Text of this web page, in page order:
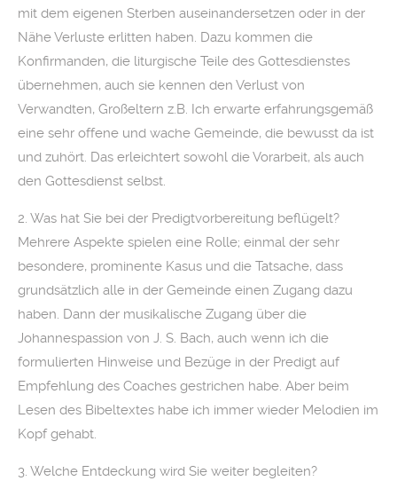
mit dem eigenen Sterben auseinandersetzen oder in der
Nähe Verluste erlitten haben. Dazu kommen die
Konfirmanden, die liturgische Teile des Gottesdienstes
übernehmen, auch sie kennen den Verlust von
Verwandten, Großeltern z.B. Ich erwarte erfahrungsgemäß
eine sehr offene und wache Gemeinde, die bewusst da ist
und zuhört. Das erleichtert sowohl die Vorarbeit, als auch
den Gottesdienst selbst.
2. Was hat Sie bei der Predigtvorbereitung beflügelt?
Mehrere Aspekte spielen eine Rolle; einmal der sehr
besondere, prominente Kasus und die Tatsache, dass
grundsätzlich alle in der Gemeinde einen Zugang dazu
haben. Dann der musikalische Zugang über die
Johannespassion von J. S. Bach, auch wenn ich die
formulierten Hinweise und Bezüge in der Predigt auf
Empfehlung des Coaches gestrichen habe. Aber beim
Lesen des Bibeltextes habe ich immer wieder Melodien im
Kopf gehabt.
3. Welche Entdeckung wird Sie weiter begleiten?